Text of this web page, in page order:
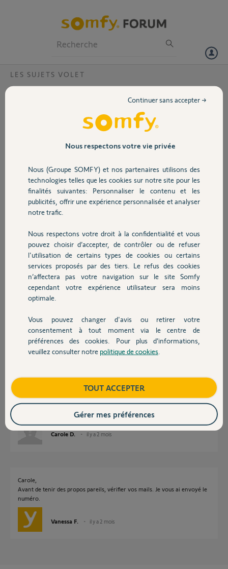
Volet
Sécurité
Domotique
Chauffage
Autres produits
Devis avec un pro
Contact
LES SUJETS VOLET
Le connections volet et télécommande a
J'ai voulu connecter mes volets avec ma tahoma malheureusement
j'ai perdu la connections avec la télécommande principal d'un volet je
fonctionné
Merci,
Carole D.
il y a 3 mois
Participer au fil de discussion
Réponses
vous êtes sur place afin qu'il puisse vous aider.
Bonne journée,
Vanessa F. il y a 2 mois
Merci mais je n'ai trouvé aucun numéro de téléphone !
SAV somfy = nul...dommage au prix de leur matériel
Carole D. il y a 2 mois
Carole,
Avant de tenir des propos pareils, vérifier vos mails. Je vous ai envoyé le
numéro.
Vanessa F. il y a 2 mois
Nous respectons votre vie privée
Nous (Groupe SOMFY) et nos partenaires utilisons des
technologies telles que les cookies sur notre site pour les
finalités suivantes: Personnaliser le contenu et les
publicités, offrir une expérience personnalisée et analyser
notre trafic.
Nous respectons votre droit à la confidentialité et vous
pouvez choisir d’accepter, de contrôler ou de refuser
l'utilisation de certains types de cookies ou certains
services proposés par des tiers. Le refus des cookies
n’affectera pas votre navigation sur le site Somfy
cependant votre expérience utilisateur sera moins
optimale.
Vous pouvez changer d'avis ou retirer votre
consentement à tout moment via le centre de
préférences des cookies. Pour plus d’informations,
veuillez consulter notre politique de cookies
Continuer sans accepter →
TOUT ACCEPTER
Gérer mes préférences